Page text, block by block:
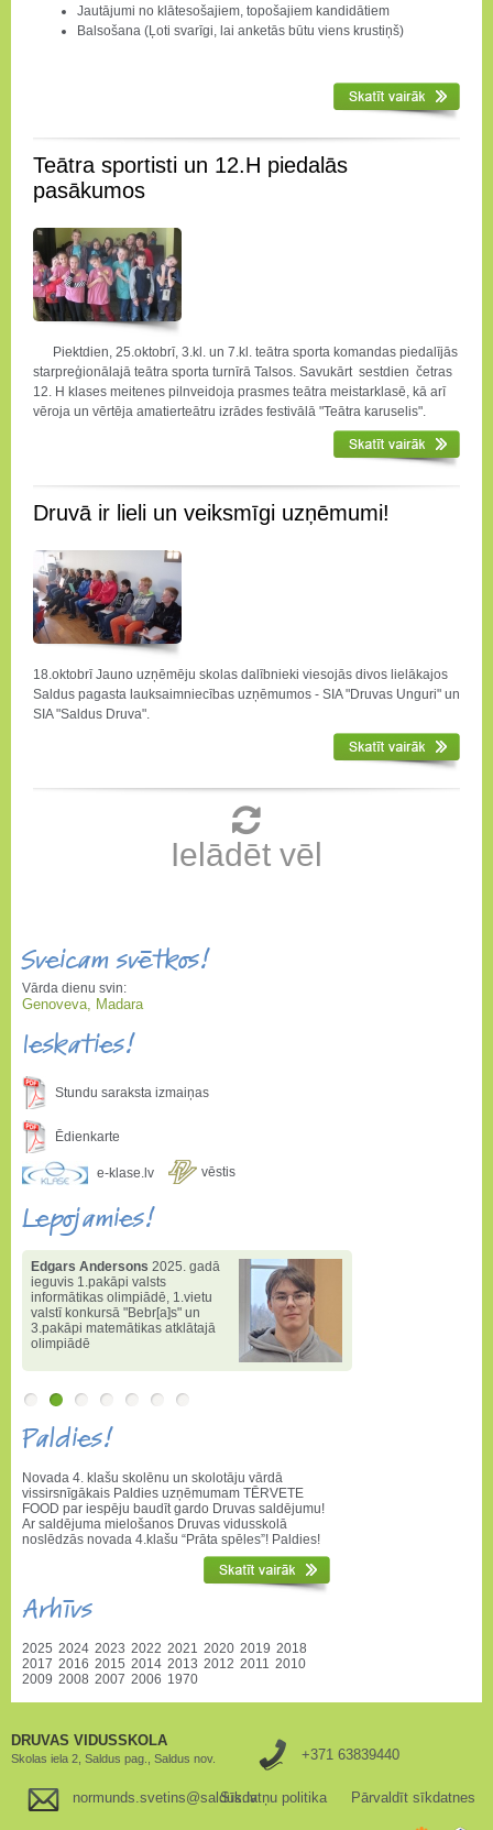
Jautājumi no klātesošajiem, topošajiem kandidātiem
Balsošana (Ļoti svarīgi, lai anketās būtu viens krustiņš)
Teātra sportisti un 12.H piedalās
pasākumos
Piektdien, 25.oktobrī, 3.kl. un 7.kl. teātra sporta komandas piedalījās
starpreģionālajā teātra sporta turnīrā Talsos. Savukārt sestdien četras
12. H klases meitenes pilnveidoja prasmes teātra meistarklasē, kā arī
vēroja un vērtēja amatierteātru izrādes festivālā "Teātra karuselis".
Druvā ir lieli un veiksmīgi uzņēmumi!
18.oktobrī Jauno uzņēmēju skolas dalībnieki viesojās divos lielākajos
Saldus pagasta lauksaimniecības uzņēmumos - SIA "Druvas Unguri" un
SIA "Saldus Druva".
Ielādēt vēl
Sveicam svētkos!
Vārda dienu svin:
Genoveva, Madara
Ieskaties!
Stundu saraksta izmaiņas
Ēdienkarte
e-klase.lv vēstis
Lepojamies!
Edgars Andersons 2025. gadā
ieguvis 1.pakāpi valsts
informātikas olimpiādē, 1.vietu
valstī konkursā "Bebr[a]s" un
3.pakāpi matemātikas atklātajā
olimpiādē
Paldies!
Novada 4. klašu skolēnu un skolotāju vārdā
vissirsnīgākais Paldies uzņēmumam TĒRVETE
FOOD par iespēju baudīt gardo Druvas saldējumu!
Ar saldējuma mielošanos Druvas vidusskolā
noslēdzās novada 4.klašu “Prāta spēles”! Paldies!
Arhīvs
2025 2024 2023 2022 2021 2020 2019 2018
2017 2016 2015 2014 2013 2012 2011 2010
2009 2008 2007 2006 1970
DRUVAS VIDUSSKOLA
Skolas iela 2, Saldus pag., Saldus nov. +371 63839440
normunds.svetins@saldus.lvSīkdatņu politika Pārvaldīt sīkdatnes